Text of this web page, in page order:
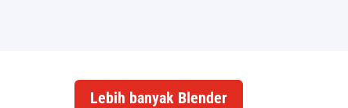
Lebih banyak Blender